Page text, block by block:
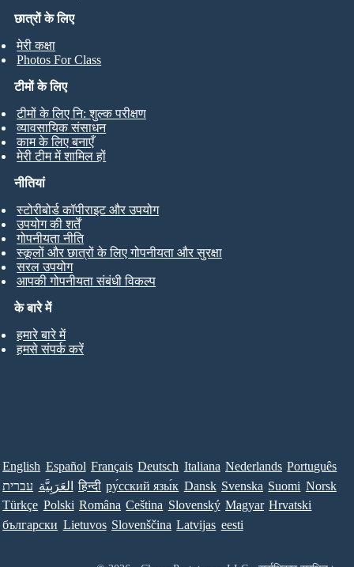
छात्रों के लिए
मेरी कक्षा
Photos For Class
टीमों के लिए
टीमों के लिए नि: शुल्क परीक्षण
व्यावसायिक संसाधन
काम के लिए बनाएँ
मेरी टीम में शामिल हों
के बारे में
हमारे बारे में
हमसे संपर्क करें
नीतियां
स्टोरीबोर्ड कॉपीराइट और उपयोग
उपयोग की शर्तें
गोपनीयता नीति
स्कूलों और छात्रों के लिए गोपनीयता और सुरक्षा
सरल उपयोग
आपकी गोपनीयता संबंधी विकल्प
English Español Français Deutsch Italiana Nederlands Português
עברית العَرَبِيَّة हिन्दी ру́сский язы́к Dansk Svenska Suomi Norsk
Türkçe Polski Româna Ceština Slovenský Magyar Hrvatski
български Lietuvos Slovenščina Latvijas eesti